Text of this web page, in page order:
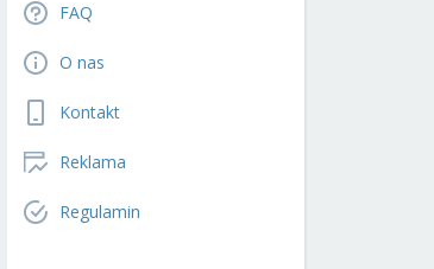
FAQ
O nas
Kontakt
Reklama
Regulamin